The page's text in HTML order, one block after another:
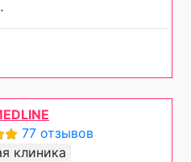
77 отзывов
клиника